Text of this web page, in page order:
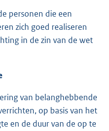
personen die een
zich goed realiseren
in de zin van de wet
van belanghebbende
op basis van het
en de duur van de op te